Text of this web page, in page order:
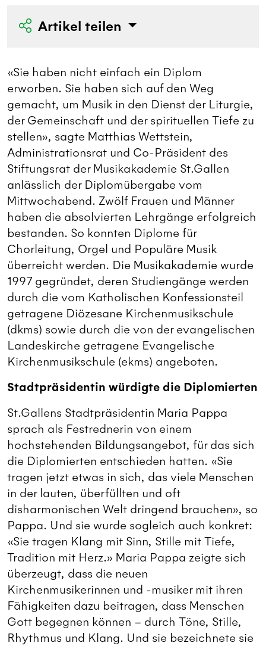
Artikel teilen
«Sie haben nicht einfach ein Diplom
erworben. Sie haben sich auf den Weg
gemacht, um Musik in den Dienst der Liturgie,
der Gemeinschaft und der spirituellen Tiefe zu
stellen», sagte Matthias Wettstein,
Administrationsrat und Co-Präsident des
Stiftungsrat der Musikakademie St.Gallen
anlässlich der Diplomübergabe vom
Mittwochabend. Zwölf Frauen und Männer
haben die absolvierten Lehrgänge erfolgreich
bestanden. So konnten Diplome für
Chorleitung, Orgel und Populäre Musik
überreicht werden. Die Musikakademie wurde
1997 gegründet, deren Studiengänge werden
durch die vom Katholischen Konfessionsteil
getragene Diözesane Kirchenmusikschule
(dkms) sowie durch die von der evangelischen
Landeskirche getragene Evangelische
Kirchenmusikschule (ekms) angeboten.
Stadtpräsidentin würdigte die Diplomierten
St.Gallens Stadtpräsidentin Maria Pappa
sprach als Festrednerin von einem
hochstehenden Bildungsangebot, für das sich
die Diplomierten entschieden hatten. «Sie
tragen jetzt etwas in sich, das viele Menschen
in der lauten, überfüllten und oft
disharmonischen Welt dringend brauchen», so
Pappa. Und sie wurde sogleich auch konkret:
«Sie tragen Klang mit Sinn, Stille mit Tiefe,
Tradition mit Herz.» Maria Pappa zeigte sich
überzeugt, dass die neuen
Kirchenmusikerinnen und -musiker mit ihren
Fähigkeiten dazu beitragen, dass Menschen
Gott begegnen können – durch Töne, Stille,
Rhythmus und Klang. Und sie bezeichnete sie